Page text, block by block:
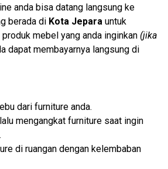
anda bisa datang langsung ke
berada di Kota Jepara untuk
mebel yang anda inginkan (jika
dapat membayarnya langsung di
dari furniture anda.
mengangkat furniture saat ingin
di ruangan dengan kelembaban